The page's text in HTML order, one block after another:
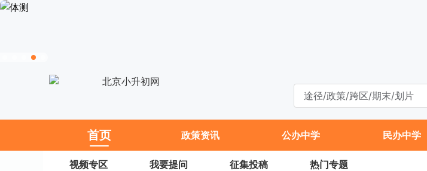
首页 政策资讯 公办中学 民办中学
视频专区 我要提问 征集投稿 热门专题